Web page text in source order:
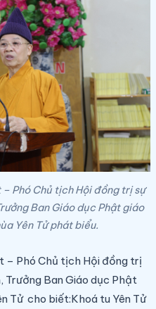
Phó Chủ tịch Hội đồng trị sự
Ban Giáo dục Phật giáo
Yên Tử phát biểu.
– Phó Chủ tịch Hội đồng trị
Trưởng Ban Giáo dục Phật
Tửcho biết:Khoá tu Yên Tử